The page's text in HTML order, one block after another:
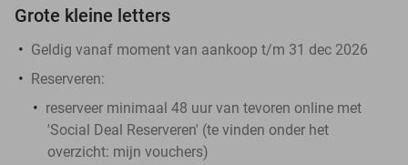
Grote kleine letters
Geldig vanaf moment van aankoop t/m 31 dec 2026
Reserveren:
reserveer minimaal 48 uur van tevoren online met
'Social Deal Reserveren' (te vinden onder het
overzicht: mijn vouchers)